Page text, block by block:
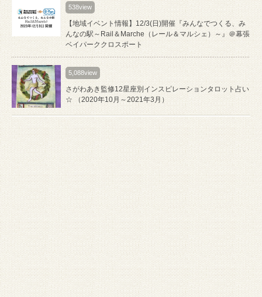
538view
【地域イベント情報】12/3(日)開催『みんなでつくる、み
んなの駅～Rail＆Marche（レール＆マルシェ）～』＠幕張
ベイパーククロスポート
5,088view
さがわあき監修12星座別インスピレーションタロット占い
☆ （2020年10月～2021年3月）